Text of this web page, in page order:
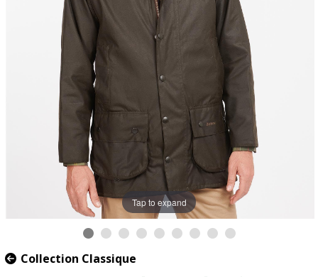
Tap to expand
Collection Classique